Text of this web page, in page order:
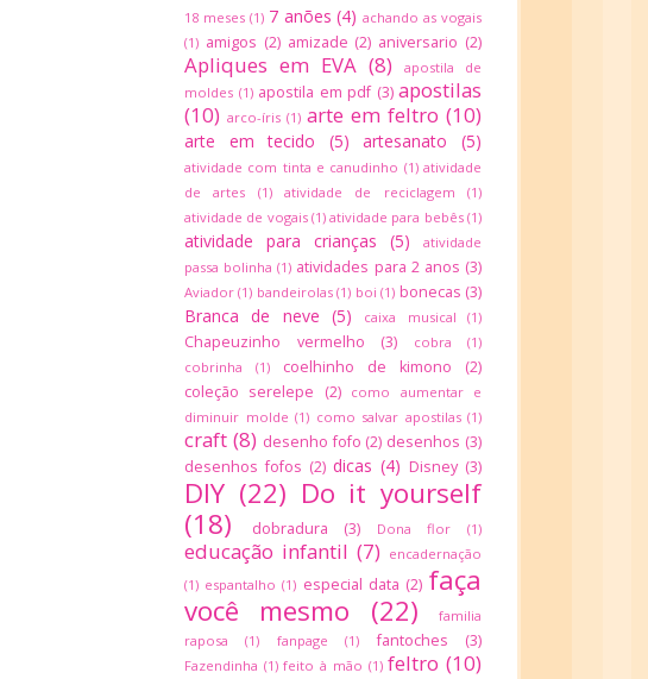
18 meses (1) 7 anões (4) achando as vogais
(1) amigos (2) amizade (2) aniversario (2)
Apliques em EVA (8)
apostila de
moldes (1) apostila em pdf (3) apostilas
(10) arco-íris (1) arte em feltro (10)
arte em tecido (5) artesanato (5)
atividade com tinta e canudinho (1) atividade
de artes
(1) atividade de reciclagem
(1)
atividade de vogais (1) atividade para bebês (1)
atividade para crianças (5)
atividade
passa bolinha (1) atividades para 2 anos (3)
Aviador (1) bandeirolas (1) boi (1) bonecas (3)
Branca de neve (5) caixa musical (1)
Chapeuzinho vermelho (3) cobra
(1)
cobrinha
(1) coelhinho de kimono
(2)
coleção serelepe
(2)
como aumentar e
diminuir molde (1) como salvar apostilas (1)
craft (8) desenho fofo (2) desenhos (3)
desenhos fofos (2) dicas (4) Disney (3)
DIY (22) Do it yourself
(18)
dobradura (3) Dona flor (1)
educação infantil (7) encadernação
(1) espantalho (1) especial data (2) faça
você mesmo
(22)
familia
raposa
(1) fanpage (1) fantoches (3)
Fazendinha (1) feito à mão (1) feltro (10)